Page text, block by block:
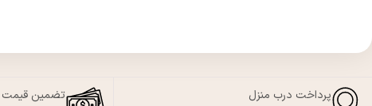
پرداخت درب منزل تضمین